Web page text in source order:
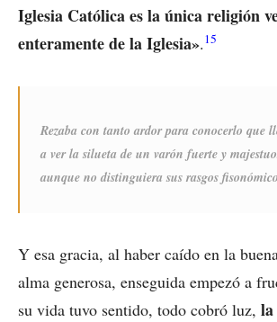
Iglesia Católica es la única religión
enteramente de la Iglesia».15
Rezaba con tanto ardor para conocerlo que
a ver la silueta de un varón fuerte y
aunque no distinguiera sus rasgos
Y esa gracia, al haber caído en la
alma generosa, enseguida empezó a
su vida tuvo sentido, todo cobró luz, la